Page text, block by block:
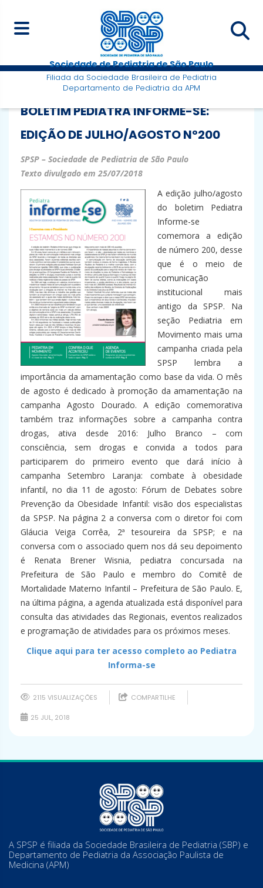
Sociedade de Pediatria de São Paulo
Filiada da Sociedade Brasileira de Pediatria
Departamento de Pediatria da APM
BOLETIM PEDIATRA INFORME-SE:
EDIÇÃO DE JULHO/AGOSTO Nº200
SPSP – Sociedade de Pediatria de São Paulo
Texto divulgado em 25/07/2018
A edição julho/agosto
do boletim Pediatra
Informe-se
comemora a edição
de número 200, desse
que é o meio de
comunicação
institucional mais
antigo da SPSP. Na
seção Pediatria em
Movimento mais uma
campanha criada pela
SPSP lembra a
importância da amamentação como base da vida. O mês
de agosto é dedicado à promoção da amamentação na
campanha Agosto Dourado. A edição comemorativa
também traz informações sobre a campanha contra
drogas, ativa desde 2016: Julho Branco – com
consciência, sem drogas e convida a todos para
participarem do primeiro evento que dará início à
campanha Setembro Laranja: combate à obesidade
infantil, no dia 11 de agosto: Fórum de Debates sobre
Prevenção da Obesidade Infantil: visão dos especialistas
da SPSP. Na página 2 a conversa com o diretor foi com
Gláucia Veiga Corrêa, 2ª tesoureira da SPSP; e na
conversa com o associado quem nos dá seu depoimento
é Renata Brener Wisnia, pediatra concursada na
Prefeitura de São Paulo e membro do Comitê de
Mortalidade Materno Infantil – Prefeitura de São Paulo. E,
na última página, a agenda atualizada está disponível para
consulta das atividades das Regionais, eventos realizados
e programação de atividades para os próximos meses.
Clique aqui para ter acesso completo ao Pediatra
Informa-se
2115 VISUALIZAÇÕES COMPARTILHE
25 JUL, 2018
A SPSP é filiada da Sociedade Brasileira de Pediatria (SBP) e
Departamento de Pediatria da Associação Paulista de
Medicina (APM)